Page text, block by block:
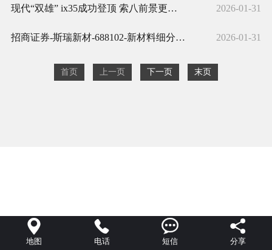
现代“双雄” ix35成功登顶 索八前景更看好 2026-01-31
招商证券-斯瑞新材-688102-新材料细分领域新星持续创新 2026-01-31
首页 上一页 下一页 末页

地图

电话

短信

分享